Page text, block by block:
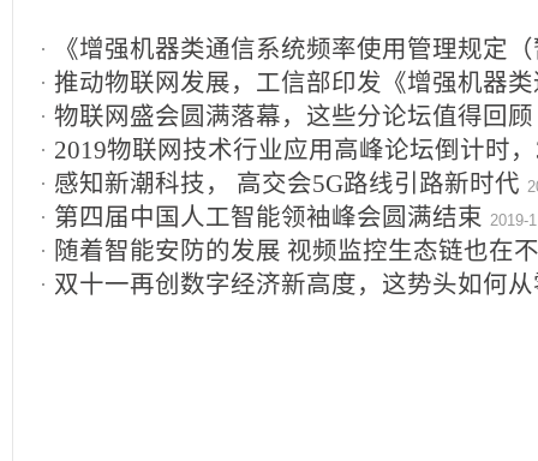
《增强机器类通信系统频率使用管理规定
12-06
推动物联网发展，工信部印发《增强机器
管理规定》 2019-12-06
物联网盛会圆满落幕，这些分论坛值得回顾
2019物联网技术行业应用高峰论坛倒计时
2019-12-02
感知新潮科技， 高交会5G路线引路新时代
第四届中国人工智能领袖峰会圆满结束 2019-
随着智能安防的发展 视频监控生态链也在
11-18
双十一再创数字经济新高度，这势头如何